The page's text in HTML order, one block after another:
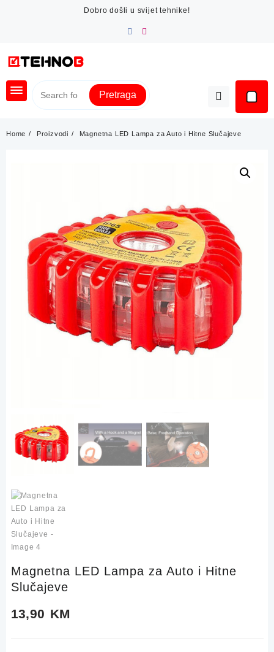
Dobro došli u svijet tehnike!
Pretraga
Home Proizvodi Magnetna LED Lampa za Auto i Hitne Slučajeve
Magnetna LED Lampa za Auto i Hitne
Slučajeve
13,90 KM